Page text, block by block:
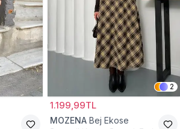
2
1.199,99TL
MOZENA Bej Ekose